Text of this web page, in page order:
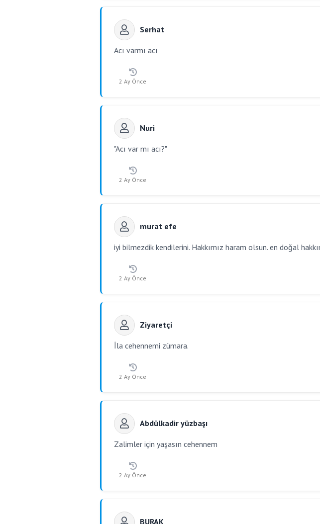
Serhat
Acı varmı acı
2 Ay Önce
Nuri
"Acı var mı acı?"
2 Ay Önce
murat efe
iyi bilmezdik kendilerini. Hakkımız haram olsun. en doğal
2 Ay Önce
Ziyaretçi
İla cehennemi zümara.
2 Ay Önce
Abdülkadir yüzbaşı
Zalimler için yaşasın cehennem
2 Ay Önce
BURAK